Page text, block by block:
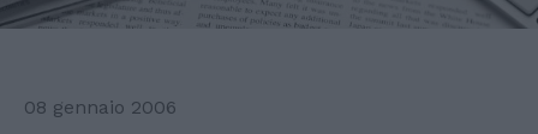
08 gennaio 2006